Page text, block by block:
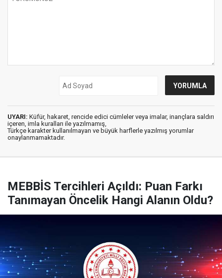
UYARI: Küfür, hakaret, rencide edici cümleler veya imalar, inançlara saldırı
içeren, imla kuralları ile yazılmamış,
Türkçe karakter kullanılmayan ve büyük harflerle yazılmış yorumlar
onaylanmamaktadır.
MEBBİS Tercihleri Açıldı: Puan Farkı
Tanımayan Öncelik Hangi Alanın Oldu?